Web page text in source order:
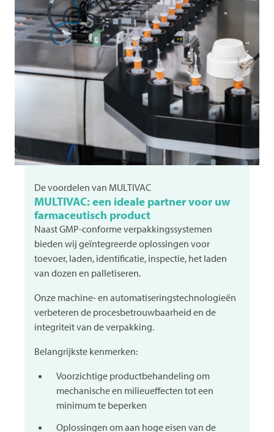
De voordelen van MULTIVAC
MULTIVAC: een ideale partner voor uw
farmaceutisch product
Naast GMP-conforme verpakkingssystemen
bieden wij geïntegreerde oplossingen voor
toevoer, laden, identificatie, inspectie, het laden
van dozen en palletiseren.
Onze machine- en automatiseringstechnologieën
verbeteren de procesbetrouwbaarheid en de
integriteit van de verpakking.
Belangrijkste kenmerken:
Voorzichtige productbehandeling om
mechanische en milieueffecten tot een
minimum te beperken
Oplossingen om aan hoge eisen van de